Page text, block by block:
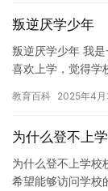
叛逆厌学少年
叛逆厌学少年 我
喜欢上学，觉得学
父…
教育百科 2025年4
为什么登不上
为什么登不上学校
希望能够访问学校